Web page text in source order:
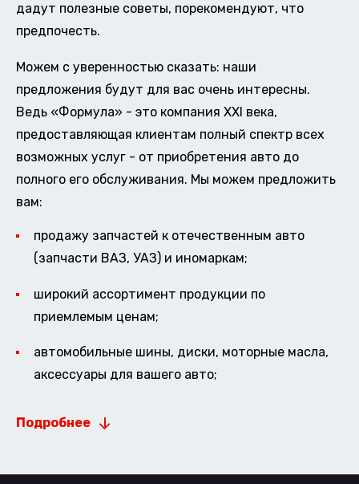
дадут полезные советы, порекомендуют, что
предпочесть.
Можем с уверенностью сказать: наши
предложения будут для вас очень интересны.
Ведь «Формула» - это компания XXI века,
предоставляющая клиентам полный спектр всех
возможных услуг - от приобретения авто до
полного его обслуживания. Мы можем предложить
вам:
продажу запчастей к отечественным авто
(запчасти ВАЗ, УАЗ) и иномаркам;
широкий ассортимент продукции по
приемлемым ценам;
автомобильные шины, диски, моторные масла,
аксессуары для вашего авто;
Подробнее